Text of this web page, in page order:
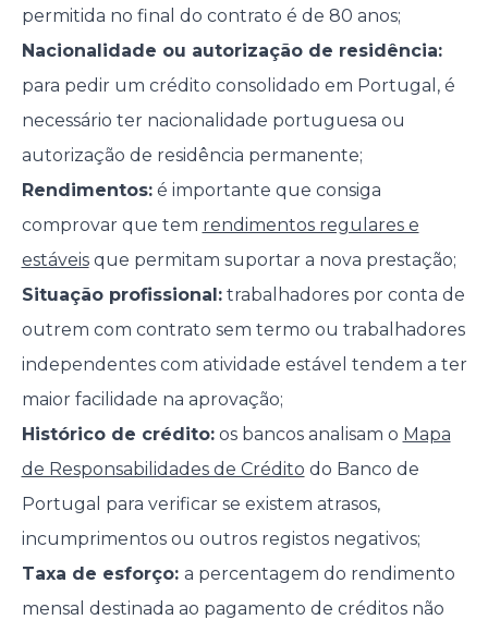
permitida no final do contrato é de 80 anos;
Nacionalidade ou autorização de residência:
para pedir um crédito consolidado em Portugal, é
necessário ter nacionalidade portuguesa ou
autorização de residência permanente;
Rendimentos:é importante que consiga
comprovar que tem rendimentos regulares e
estáveisque permitam suportar a nova prestação;
Situação profissional:trabalhadores por conta de
outrem com contrato sem termo ou trabalhadores
independentes com atividade estável tendem a ter
maior facilidade na aprovação;
Histórico de crédito:os bancos analisam o Mapa
de Responsabilidades de Crédito do Banco de
Portugal para verificar se existem atrasos,
incumprimentos ou outros registos negativos;
Taxa de esforço: a percentagem do rendimento
mensal destinada ao pagamento de créditos não